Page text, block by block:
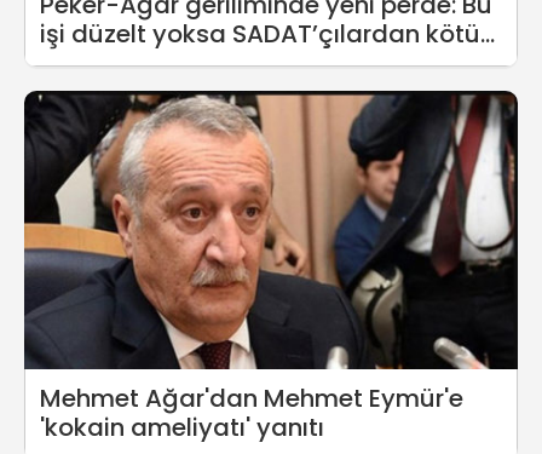
işi düzelt yoksa SADAT’çılardan kötü
duruma düşersin
Mehmet Ağar'dan Mehmet Eymür'e
'kokain ameliyatı' yanıtı